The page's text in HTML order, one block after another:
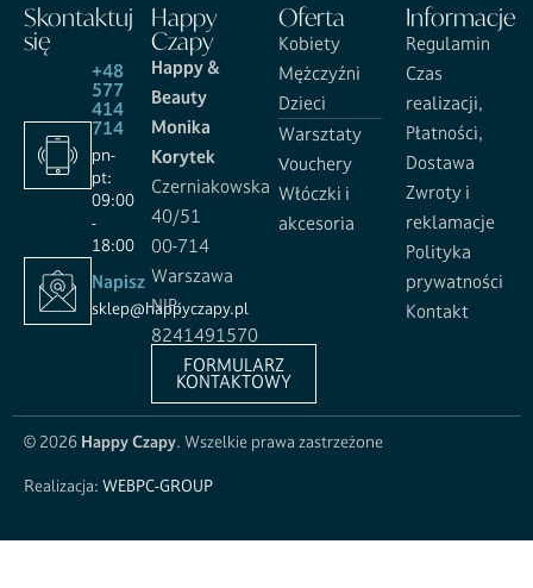
Skontaktuj
się
+48
577
414
714
pn-
pt:
09:00
-
18:00
Napisz
sklep@happyczapy.pl
Happy
Czapy
Happy &
Beauty
Monika
Korytek
Czerniakowska
40/51
00-714
Warszawa
NIP:
8241491570
FORMULARZ
KONTAKTOWY
Oferta
Kobiety
Mężczyźni
Dzieci
Warsztaty
Vouchery
Włóczki i
akcesoria
Informacje
Regulamin
Czas
realizacji,
Płatności,
Dostawa
Zwroty i
reklamacje
Polityka
prywatności
Kontakt
© 2026 Happy Czapy. Wszelkie prawa zastrzeżone
Realizacja: WEBPC-GROUP